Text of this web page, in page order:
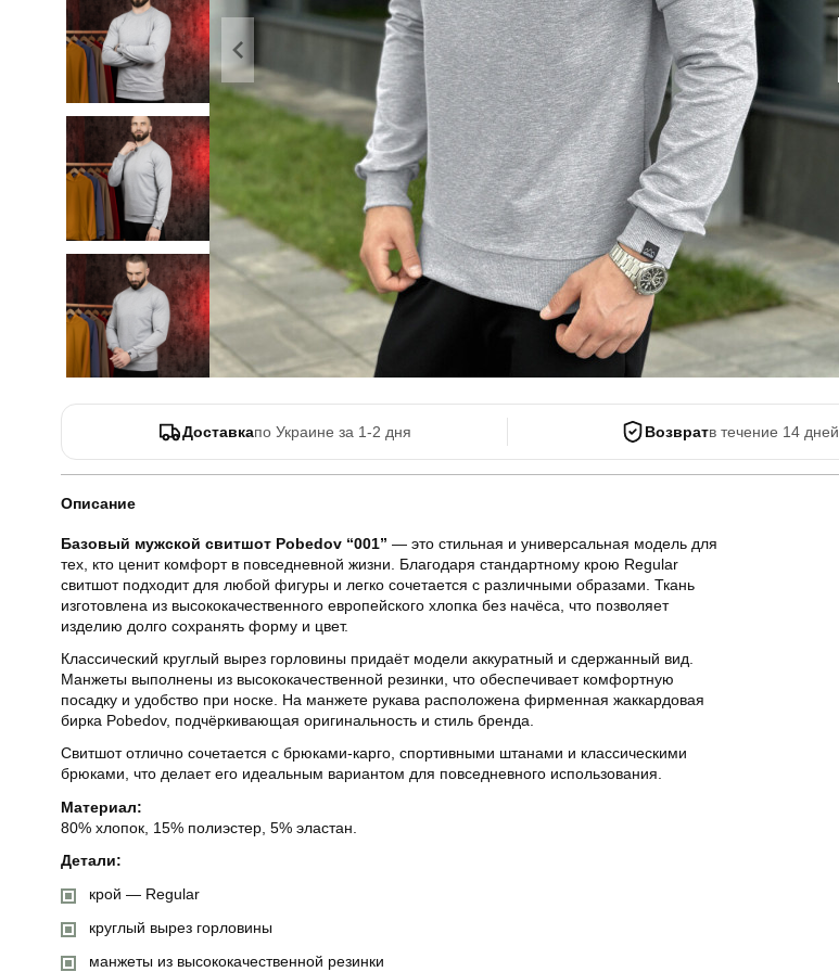
Літні комплекти
Комбінезони
Спортивні
костюми
Кежуал
Поло
Сорочки
Футболки
Майка
Кофти
Светри
Світшоти
Боди
Доставкапо Украине за 1-2 дня Возвратв течение 14 дней
Описание
Базовый мужской свитшот Pobedov “001” — это стильная и универсальная модель для
тех, кто ценит комфорт в повседневной жизни. Благодаря стандартному крою Regular
свитшот подходит для любой фигуры и легко сочетается с различными образами. Ткань
изготовлена из высококачественного европейского хлопка без начёса, что позволяет
изделию долго сохранять форму и цвет.
Классический круглый вырез горловины придаёт модели аккуратный и сдержанный вид.
Манжеты выполнены из высококачественной резинки, что обеспечивает комфортную
посадку и удобство при носке. На манжете рукава расположена фирменная жаккардовая
бирка Pobedov, подчёркивающая оригинальность и стиль бренда.
Свитшот отлично сочетается с брюками-карго, спортивными штанами и классическими
брюками, что делает его идеальным вариантом для повседневного использования.
Материал:
80% хлопок, 15% полиэстер, 5% эластан.
Детали:
крой — Regular
круглый вырез горловины
манжеты из высококачественной резинки